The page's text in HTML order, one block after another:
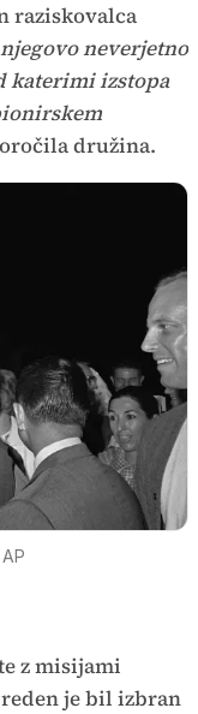
raziskovalca
neverjetno
katerimi izstopa
družina.
z misijami
je bil izbran